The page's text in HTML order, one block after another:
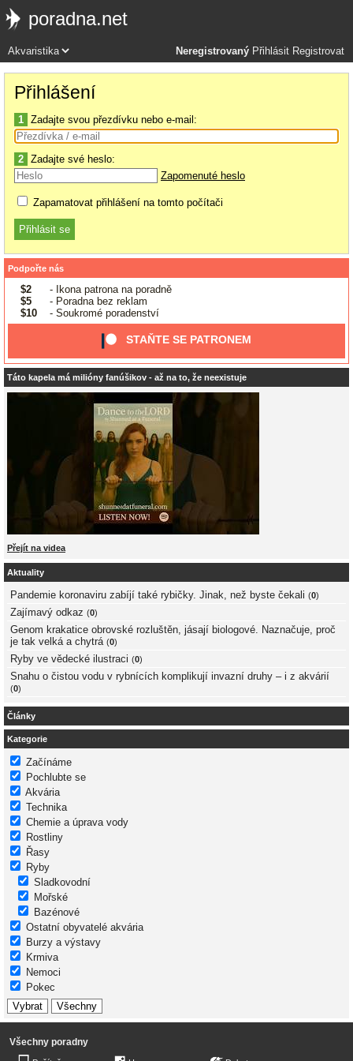
poradna.net
Neregistrovaný Přihlásit Registrovat
Přihlášení
1 Zadajte svou přezdívku nebo e-mail:
2 Zadajte své heslo:
Zapomenuté heslo
Zapamatovat přihlášení na tomto počítači
Podpořte nás
$2
- Ikona patrona na poradně
$5
- Poradna bez reklam
$10
- Soukromé poradenství
STAŇTE SE PATRONEM
Táto kapela má milióny fanúšikov - až na to, že neexistuje
Přejít na videa
Aktuality
Pandemie koronaviru zabíjí také rybičky. Jinak, než byste čekali (0)
Zajímavý odkaz (0)
Genom krakatice obrovské rozluštěn, jásají biologové. Naznačuje, proč
je tak velká a chytrá (0)
Ryby ve vědecké ilustraci (0)
Snahu o čistou vodu v rybnících komplikují invazní druhy – i z akvárií
(0)
Články
Kategorie
Začínáme
Pochlubte se
Akvária
Technika
Chemie a úprava vody
Rostliny
Řasy
Ryby
Sladkovodní
Mořské
Bazénové
Ostatní obyvatelé akvária
Burzy a výstavy
Krmiva
Nemoci
Pokec
Všechny poradny